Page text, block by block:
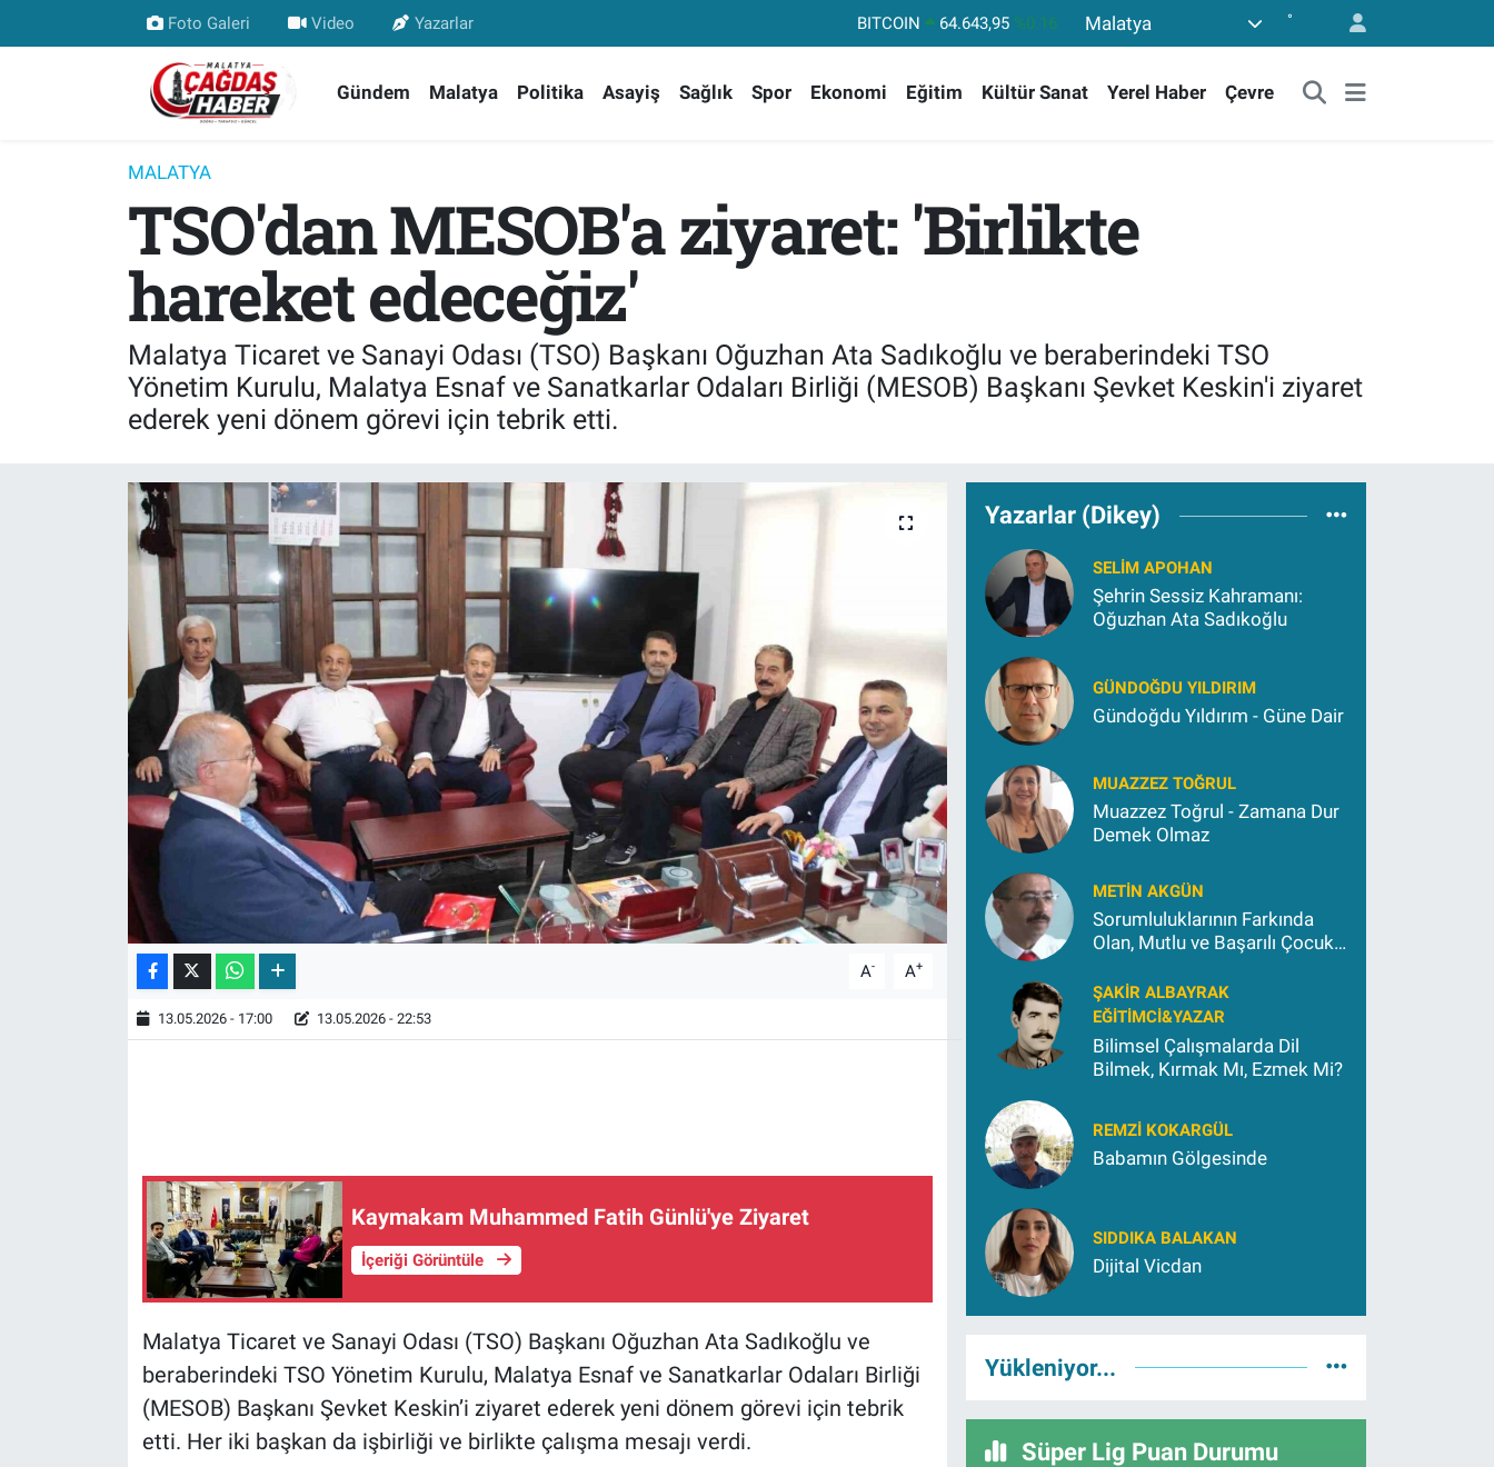
Foto Galeri Video Yazarlar DOLAR 47,6006 %0.06
STERLİN
64,2398 %0.2
BITCOIN
64.643,95 %0.16
Malatya °
Gündem Malatya Politika Asayiş Sağlık Spor Ekonomi Eğitim Kültür Sanat Yerel Haber Çevre
MALATYA
TSO'dan MESOB'a ziyaret: 'Birlikte
hareket edeceğiz'
Malatya Ticaret ve Sanayi Odası (TSO) Başkanı Oğuzhan Ata Sadıkoğlu ve beraberindeki TSO
Yönetim Kurulu, Malatya Esnaf ve Sanatkarlar Odaları Birliği (MESOB) Başkanı Şevket Keskin'i ziyaret
ederek yeni dönem görevi için tebrik etti.
A- A+
13.05.2026 - 17:00 13.05.2026 - 22:53
Kaymakam Muhammed Fatih Günlü'ye Ziyaret
İçeriği Görüntüle
Malatya Ticaret ve Sanayi Odası (TSO) Başkanı Oğuzhan Ata Sadıkoğlu ve
beraberindeki TSO Yönetim Kurulu, Malatya Esnaf ve Sanatkarlar Odaları Birliği
(MESOB) Başkanı Şevket Keskin’i ziyaret ederek yeni dönem görevi için tebrik
etti. Her iki başkan da işbirliği ve birlikte çalışma mesajı verdi.
Yazarlar (Dikey)
SELIM APOHAN
Şehrin Sessiz Kahramanı:
Oğuzhan Ata Sadıkoğlu
GÜNDOĞDU YILDIRIM
Gündoğdu Yıldırım - Güne Dair
MUAZZEZ TOĞRUL
Muazzez Toğrul - Zamana Dur
Demek Olmaz
METIN AKGÜN
Sorumluluklarının Farkında
Olan, Mutlu ve Başarılı Çocuk
ŞAKIR ALBAYRAK
EĞITIMCI&YAZAR
Bilimsel Çalışmalarda Dil
Bilmek, Kırmak Mı, Ezmek Mi?
REMZI KOKARGÜL
Babamın Gölgesinde
SIDDIKA BALAKAN
Dijital Vicdan
Yükleniyor...
Süper Lig Puan Durumu
Nöbetçi Eczaneler
Malatya Namaz Vakitleri
Trafik Durumu
Süper Lig Puan Durumu ve Fikstür
Tüm Manşetler
Son Dakika Haberleri
Haber Arşivi